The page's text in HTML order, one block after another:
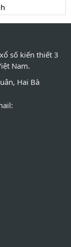
số kiến thiết 3
Nam.
Hai Bà